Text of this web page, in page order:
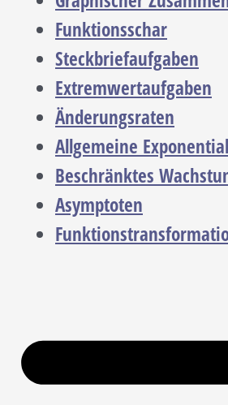
Funktionsschar
Steckbriefaufgaben
Extremwertaufgaben
Änderungsraten
Allgemeine
Beschränktes
Asymptoten